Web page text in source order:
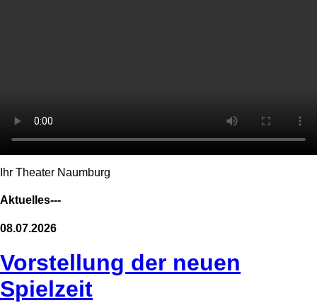
Ihr Theater Naumburg
Aktuelles---
08.07.2026
Vorstellung der neuen
Spielzeit